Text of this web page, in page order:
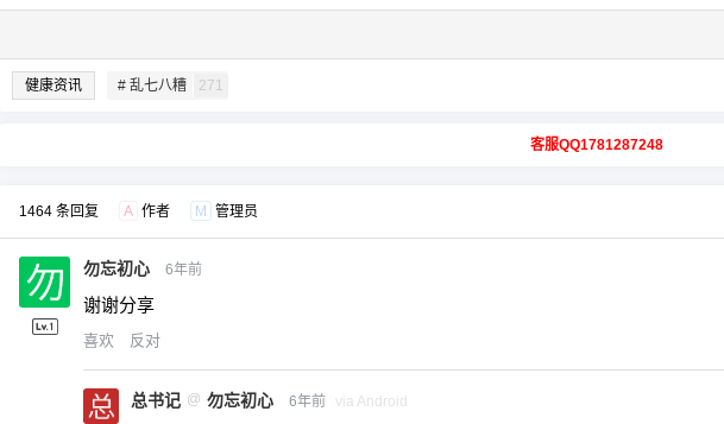
健康资讯 # 乱七八糟 271
客服QQ1781287248
1464 条回复 A 作者 M 管理员
勿忘初心 6年前
谢谢分享
喜欢 反对
总书记 @ 勿忘初心 6年前 via Android